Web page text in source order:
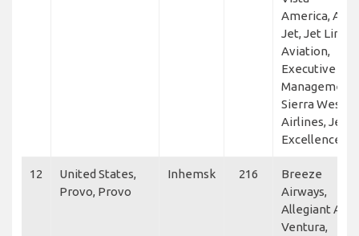
America, ATI
Jet, Jet Linx
Aviation,
Executive Jet
Management,
Sierra West
Airlines, Jet
Excellence
12
United States,
Provo, Provo
Inhemsk 216
Breeze
Airways,
Allegiant Air,
Ventura,